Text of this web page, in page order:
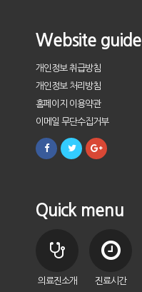
Website guide
개인정보 취급방침
개인정보 처리방침
홈페이지 이용약관
이메일 무단수집거부
Quick menu
의료진소개 진료시간